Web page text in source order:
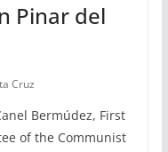
Pinar del
Cruz
Bermúdez, First
of the Communist